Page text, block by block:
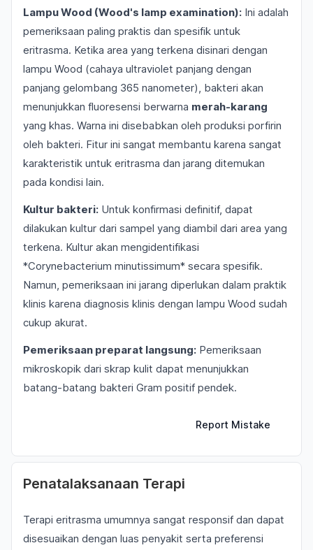
Lampu Wood (Wood's lamp examination): Ini adalah
pemeriksaan paling praktis dan spesifik untuk
eritrasma. Ketika area yang terkena disinari dengan
lampu Wood (cahaya ultraviolet panjang dengan
panjang gelombang 365 nanometer), bakteri akan
menunjukkan fluoresensi berwarna merah-karang
yang khas. Warna ini disebabkan oleh produksi porfirin
oleh bakteri. Fitur ini sangat membantu karena sangat
karakteristik untuk eritrasma dan jarang ditemukan
pada kondisi lain.
Kultur bakteri: Untuk konfirmasi definitif, dapat
dilakukan kultur dari sampel yang diambil dari area yang
terkena. Kultur akan mengidentifikasi
*Corynebacterium minutissimum* secara spesifik.
Namun, pemeriksaan ini jarang diperlukan dalam praktik
klinis karena diagnosis klinis dengan lampu Wood sudah
cukup akurat.
Pemeriksaan preparat langsung: Pemeriksaan
mikroskopik dari skrap kulit dapat menunjukkan
batang-batang bakteri Gram positif pendek.
Report Mistake
Penatalaksanaan Terapi
Terapi eritrasma umumnya sangat responsif dan dapat
disesuaikan dengan luas penyakit serta preferensi